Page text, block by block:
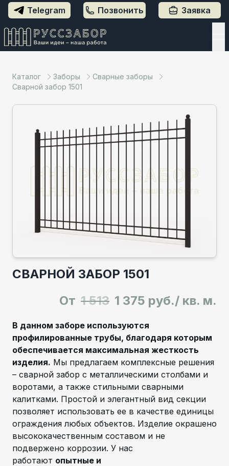
Telegram Позвонить Заявка
Каталог Заборы
Сварные заборы
Сварной забор 1501
СВАРНОЙ ЗАБОР 1501
От 1 513 1 375 руб./ кв. м.
В данном заборе используются
профилированные трубы, благодаря которым
обеспечивается максимальная жесткость
изделия. Мы предлагаем комплексные решения
– сварной забор с металлическими столбами и
воротами, а также стильными сварными
калитками. Простой и элегантный вид секции
позволяет использовать ее в качестве единицы
ограждения любых объектов. Изделие окрашено
высококачественным составом и не
подвержено коррозии. У нас
работают опытные и